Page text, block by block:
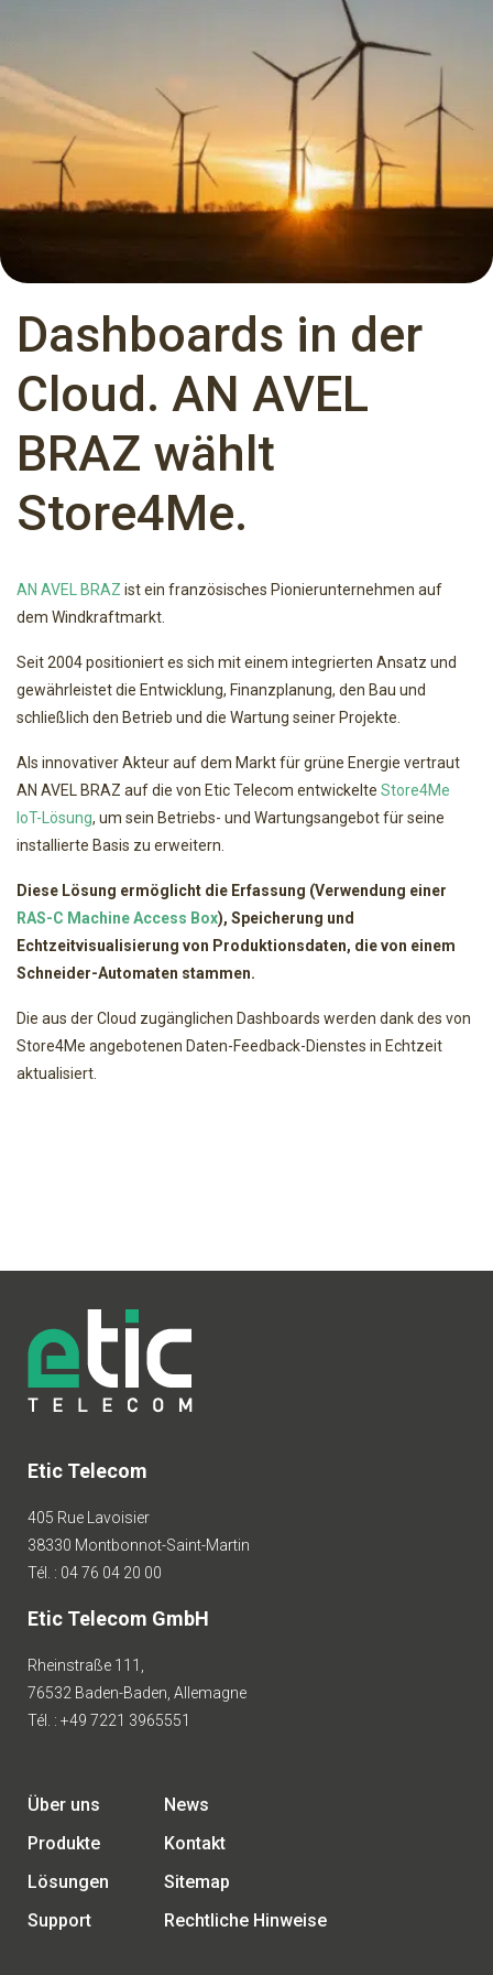
Dashboards in der
Cloud. AN AVEL
BRAZ wählt
Store4Me.
AN AVEL BRAZ ist ein französisches Pionierunternehmen auf
dem Windkraftmarkt.
Seit 2004 positioniert es sich mit einem integrierten Ansatz und
gewährleistet die Entwicklung, Finanzplanung, den Bau und
schließlich den Betrieb und die Wartung seiner Projekte.
Als innovativer Akteur auf dem Markt für grüne Energie vertraut
AN AVEL BRAZ auf die von Etic Telecom entwickelte Store4Me
IoT-Lösung, um sein Betriebs- und Wartungsangebot für seine
installierte Basis zu erweitern.
Diese Lösung ermöglicht die Erfassung (Verwendung einer
RAS-C Machine Access Box), Speicherung und
Echtzeitvisualisierung von Produktionsdaten, die von einem
Schneider-Automaten stammen.
Die aus der Cloud zugänglichen Dashboards werden dank des von
Store4Me angebotenen Daten-Feedback-Dienstes in Echtzeit
aktualisiert.
Etic Telecom
405 Rue Lavoisier
38330 Montbonnot-Saint-Martin
Tél. : 04 76 04 20 00
Etic Telecom GmbH
Rheinstraße 111,
76532 Baden-Baden, Allemagne
Tél. : +49 7221 3965551
Über uns
Produkte
Lösungen
Support
News
Kontakt
Sitemap
Rechtliche Hinweise